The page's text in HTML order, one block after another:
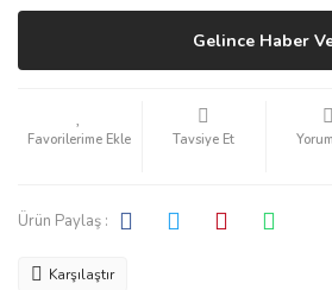
Gelince Haber
Tavsiye Et
Ürün Paylaş :
Karşılaştır